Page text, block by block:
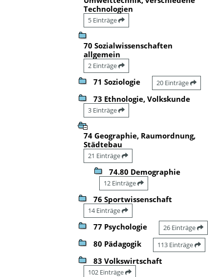
Technologien
5 Einträge
70 Sozialwissenschaften
allgemein
2 Einträge
71 Soziologie 20 Einträge
73 Ethnologie, Volkskunde
3 Einträge
74 Geographie, Raumordnung,
Städtebau
21 Einträge
74.80 Demographie
12 Einträge
76 Sportwissenschaft
14 Einträge
77 Psychologie 26 Einträge
80 Pädagogik 113 Einträge
83 Volkswirtschaft
102 Einträge